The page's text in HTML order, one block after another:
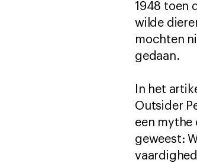
1948 toen
wilde
mochten
gedaan.
In het
Outsider
een mythe
geweest: